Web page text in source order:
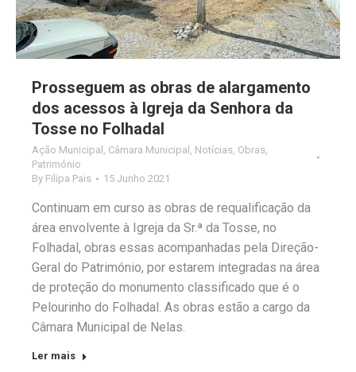
Prosseguem as obras de alargamento
dos acessos à Igreja da Senhora da
Tosse no Folhadal
Ação Municipal Câmara Municipal Notícias Obras
Património
By Filipa Pais 15 Junho 2021
Continuam em curso as obras de requalificação da
área envolvente à Igreja da Sr.ª da Tosse, no
Folhadal, obras essas acompanhadas pela Direção-
Geral do Património, por estarem integradas na área
de proteção do monumento classificado que é o
Pelourinho do Folhadal. As obras estão a cargo da
Câmara Municipal de Nelas.
Ler mais